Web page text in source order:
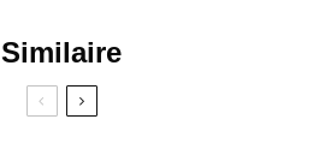
Similaire